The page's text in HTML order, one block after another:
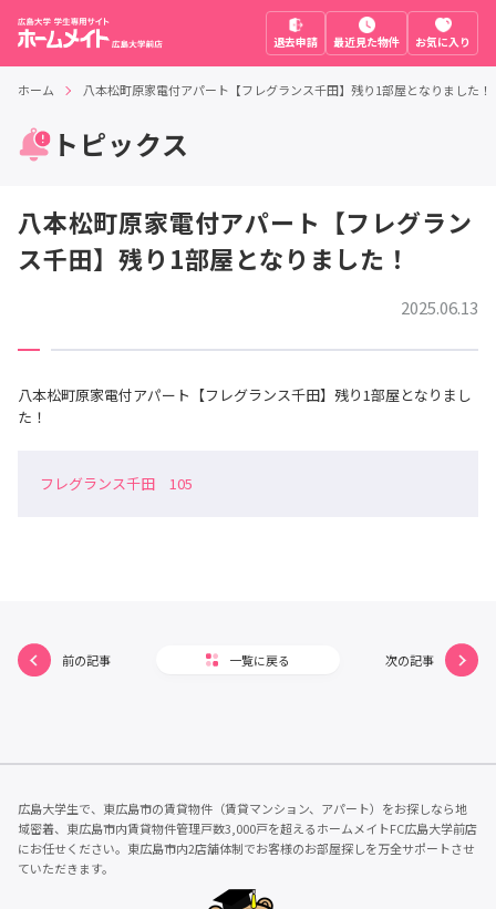
退去申請 最近見た物件 お気に入り
ホーム 八本松町原家電付アパート【フレグランス千田】残り1部屋となりました！
トピックス
八本松町原家電付アパート【フレグラン
ス千田】残り1部屋となりました！
2025.06.13
八本松町原家電付アパート【フレグランス千田】残り1部屋となりまし
た！
フレグランス千田 105
前の記事 一覧に戻る 次の記事
広島大学生で、東広島市の賃貸物件（賃貸マンション、アパート）をお探しなら地
域密着、東広島市内賃貸物件管理戸数3,000戸を超えるホームメイトFC広島大学前店
にお任せください。東広島市内2店舗体制でお客様のお部屋探しを万全サポートさせ
ていただきます。